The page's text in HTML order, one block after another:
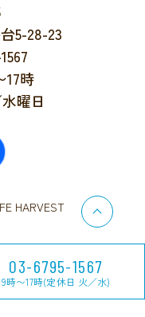
03-6795-1567
9時〜17時(定休日 火／水)
5-28-23
17時
曜日
HARVEST